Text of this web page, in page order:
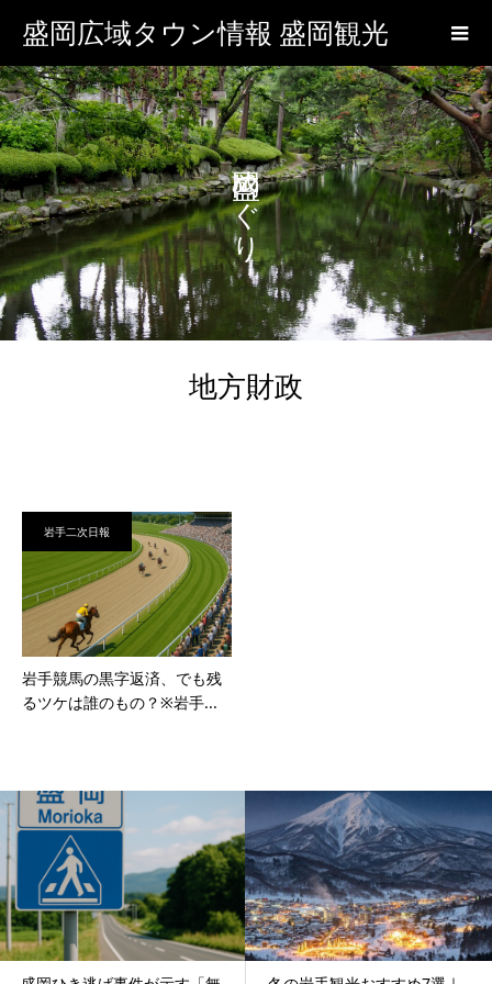
盛岡広域タウン情報 盛岡観光
盛岡めぐり
地方財政
岩手二次日報
岩手競馬の黒字返済、でも残
るツケは誰のもの？※岩手...